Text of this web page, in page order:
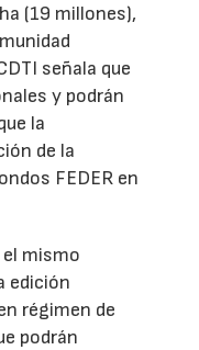
(19 millones),
señala que
y podrán
la
de la
FEDER en
mismo
edición
régimen de
podrán